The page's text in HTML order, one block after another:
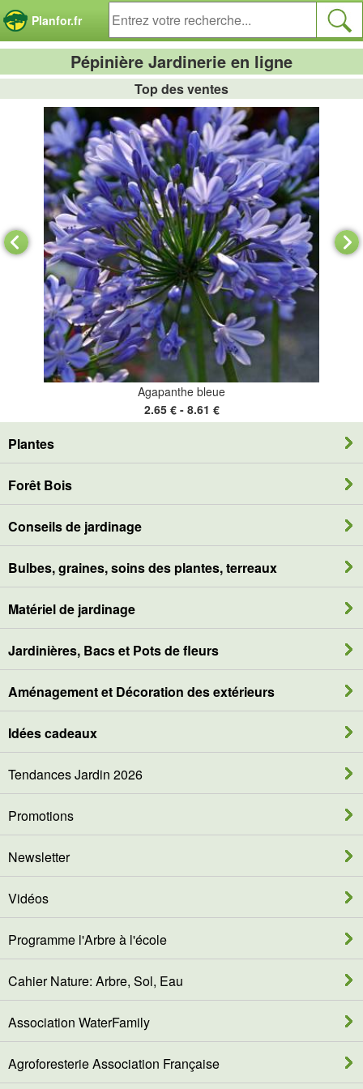
Planfor.fr
Pépinière Jardinerie en ligne
Top des ventes
Agapanthe bleue
2.65 € - 8.61 €
Plantes
Forêt Bois
Conseils de jardinage
Bulbes, graines, soins des plantes, terreaux
Matériel de jardinage
Jardinières, Bacs et Pots de fleurs
Aménagement et Décoration des extérieurs
Idées cadeaux
Tendances Jardin 2026
Promotions
Newsletter
Vidéos
Programme l'Arbre à l'école
Cahier Nature: Arbre, Sol, Eau
Association WaterFamily
Agroforesterie Association Française
Panneau de gestion des cookies